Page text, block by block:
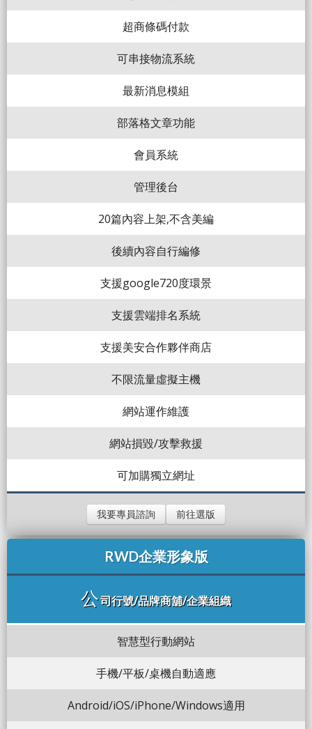
超商條碼付款
可串接物流系統
最新消息模組
部落格文章功能
會員系統
管理後台
20篇內容上架,不含美編
後續內容自行編修
支援google720度環景
支援雲端排名系統
支援美安合作夥伴商店
不限流量虛擬主機
網站運作維護
網站損毀/攻擊救援
可加購獨立網址
我要專員諮詢 前往選版
RWD企業形象版
公司行號/品牌商舖/企業組織
智慧型行動網站
手機/平板/桌機自動適應
Android/iOS/iPhone/Windows適用